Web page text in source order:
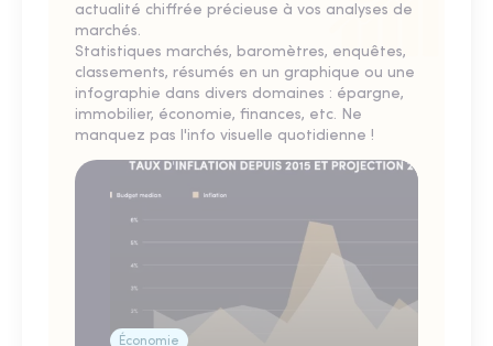
actualité chiffrée précieuse à vos analyses de
marchés.
Statistiques marchés, baromètres, enquêtes,
classements, résumés en un graphique ou une
infographie dans divers domaines : épargne,
immobilier, économie, finances, etc. Ne
manquez pas l'info visuelle quotidienne !
Économie